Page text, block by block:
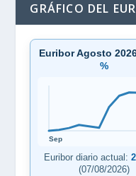
GRÁFICO DEL
Euribor Agosto
%
Sep
Euribor diario actual:
(07/08/2026)